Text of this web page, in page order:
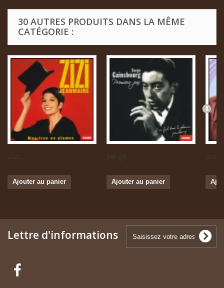
30 AUTRES PRODUITS DANS LA MÊME
CATÉGORIE :
Zizi...
Ajouter au panier
Serge...
Ajouter au panier
Lettre d'informations